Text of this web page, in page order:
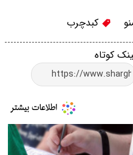
کبدچرب
کوتاه